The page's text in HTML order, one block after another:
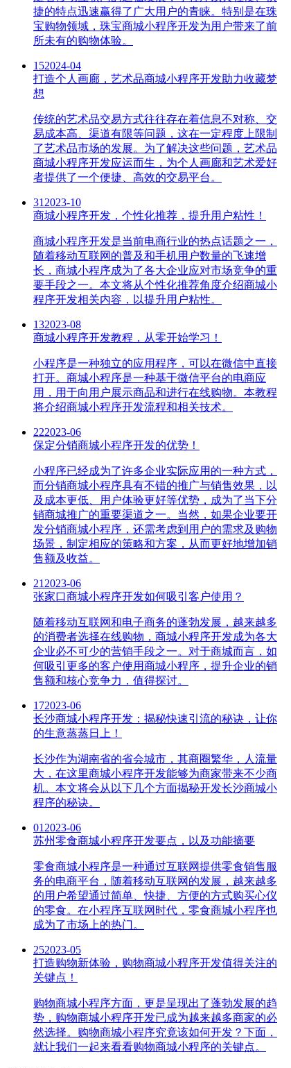
捷的特点迅速赢得了广大用户的青睐。特别是在珠
宝购物领域，珠宝商城小程序开发为用户带来了前
所未有的购物体验。
152024-04
打造个人画廊，艺术品商城小程序开发助力收藏梦
想
传统的艺术品交易方式往往存在着信息不对称、交
易成本高、渠道有限等问题，这在一定程度上限制
了艺术品市场的发展。为了解决这些问题，艺术品
商城小程序开发应运而生，为个人画廊和艺术爱好
者提供了一个便捷、高效的交易平台。
31 2023-10
商城小程序开发，个性化推荐，提升用户粘性！
商城小程序开发是当前电商行业的热点话题之一，
随着移动互联网的普及和手机用户数量的飞速增
长，商城小程序成为了各大企业应对市场竞争的重
要手段之一。本文将从个性化推荐角度介绍商城小
程序开发相关内容，以提升用户粘性。
132023-08
商城小程序开发教程，从零开始学习！
小程序是一种独立的应用程序，可以在微信中直接
打开。商城小程序是一种基于微信平台的电商应
用，用于向用户展示商品和进行在线购物。本教程
将介绍商城小程序开发流程和相关技术。
222023-06
保定分销商城小程序开发的优势！
小程序已经成为了许多企业实际应用的一种方式，
而分销商城小程序具有不错的推广与销售效果，以
及成本更低、用户体验更好等优势，成为了当下分
销商城推广的重要渠道之一。当然，如果企业要开
发分销商城小程序，还需考虑到用户的需求及购物
场景，制定相应的策略和方案，从而更好地增加销
售额及收益。
21 2023-06
张家口商城小程序开发如何吸引客户使用？
随着移动互联网和电子商务的蓬勃发展，越来越多
的消费者选择在线购物，商城小程序开发成为各大
企业必不可少的营销手段之一。对于商城而言，如
何吸引更多的客户使用商城小程序，提升企业的销
售额和核心竞争力，值得探讨。
172023-06
长沙商城小程序开发：揭秘快速引流的秘诀，让你
的生意蒸蒸日上！
长沙作为湖南省的省会城市，其商圈繁华，人流量
大，在这里商城小程序开发能够为商家带来不少商
机。本文将会从以下几个方面揭秘开发长沙商城小
程序的秘诀。
01 2023-06
苏州零食商城小程序开发要点，以及功能摘要
零食商城小程序是一种通过互联网提供零食销售服
务的电商平台，随着移动互联网的发展，越来越多
的用户希望通过简单、快捷、方便的方式购买心仪
的零食。在小程序互联网时代，零食商城小程序也
成为了市场上的热门。
252023-05
打造购物新体验，购物商城小程序开发值得关注的
关键点！
购物商城小程序方面，更是呈现出了蓬勃发展的趋
势，购物商城小程序开发已成为越来越多商家的必
然选择。购物商城小程序究竟该如何开发？下面，
就让我们一起来看看购物商城小程序的关键点。